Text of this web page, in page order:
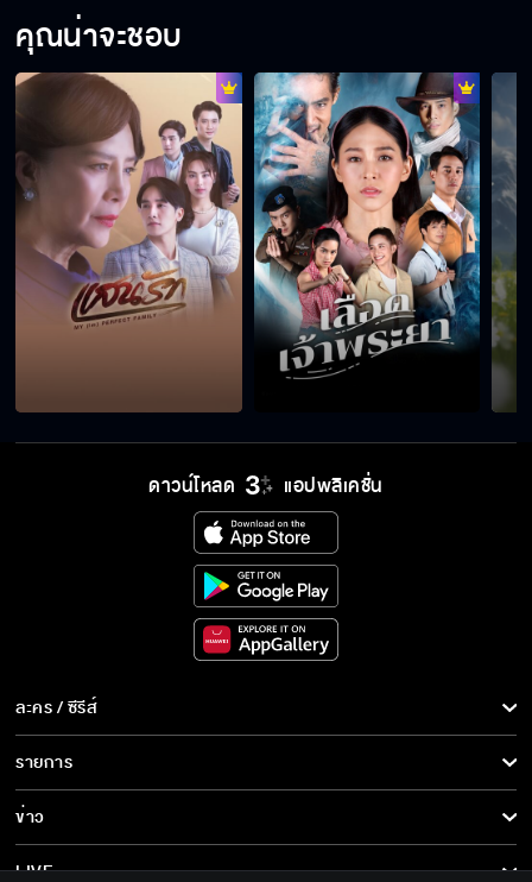
กลั้นเขินไม่อยู่ ถูกขอเป็นแฟน
ไม่ได้โกรธ แค่ไม่เหมือนเดิม
เป็นแฟนกันนะ
ถอดเสื้อไม่ไหว ต้องให้เธอช่วย
เกือบตาย เพราะคิดว่าเป็นโจร
คุณน่าจะชอบ
ดาวน์โหลด แอปพลิเคชั่น
ละคร / ซีรีส์
ละคร/ซีรีส์
ซีรีส์นานาชาติ
การ์ตูน & เกม
รายการ
รายการทั้งหมด
ข่าว
ข่าวทั้งหมด
LIVE